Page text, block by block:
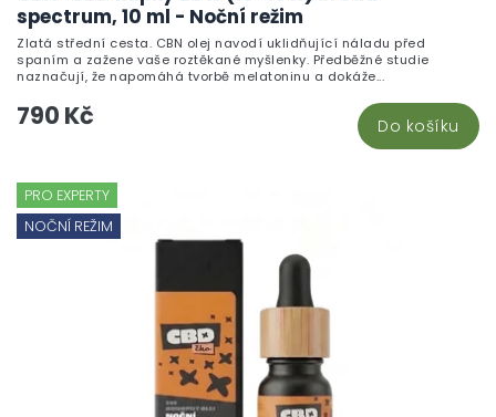
spectrum, 10 ml - Noční režim
790 Kč Do košíku
Zlatá střední cesta. CBN olej navodí uklidňující náladu před
spaním a zažene vaše roztěkané myšlenky. Předběžné studie
naznačují, že napomáhá tvorbě melatoninu a dokáže...
PRO EXPERTY
NOČNÍ REŽIM